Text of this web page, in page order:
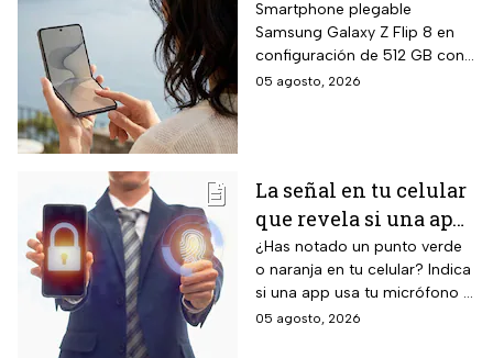
nuevo celular
Samsung Z Flip8 de
512GB, Liverpool
rebaja el valor de la
intereses
Smartphone plegable
Samsung Galaxy Z Flip 8 en
configuración de 512 GB con
pantalla principal Dynamic
actualizaciones de sistema
operativo garantizadas y suite
completa de Galaxy AI con
inteligencia artificial integrada.
05 agosto, 2026
La señal en tu celular
que revela si una app
te está escuchando
¡No la ignores!
¿Has notado un punto verde
o naranja en tu celular? Indica
si una app usa tu micrófono o
cámara, clave para tu
05 agosto, 2026